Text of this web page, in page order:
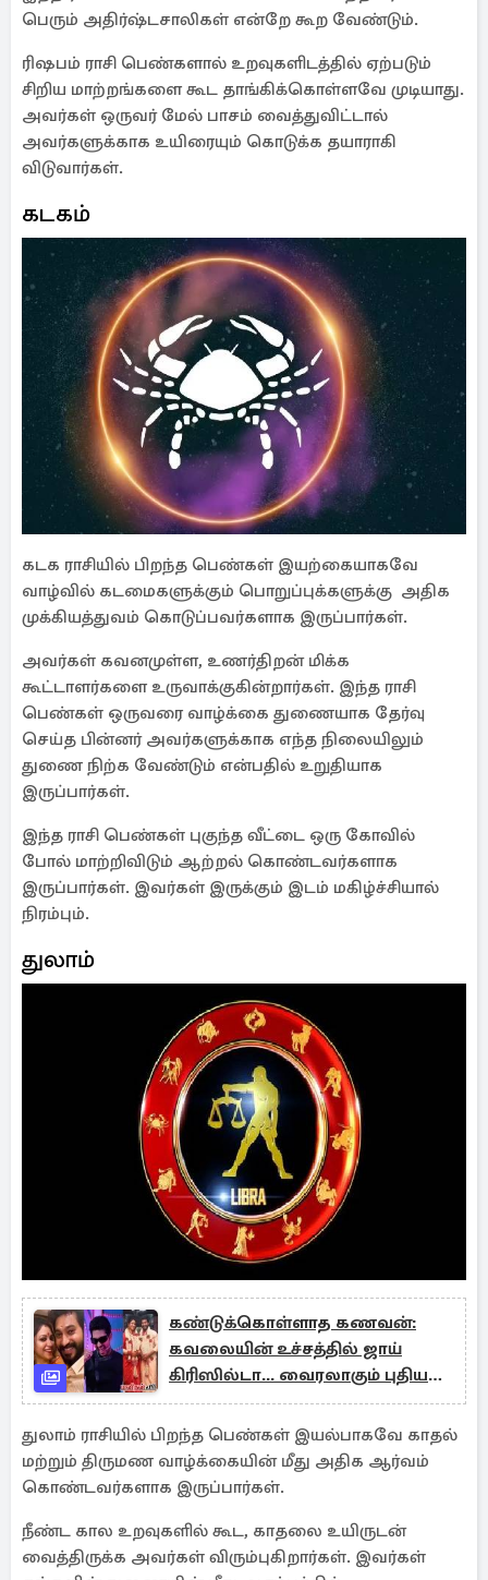
பெரும் அதிர்ஷ்டசாலிகள் என்றே கூற வேண்டும்.
ரிஷபம் ராசி பெண்களால் உறவுகளிடத்தில் ஏற்படும்
சிறிய மாற்றங்களை கூட தாங்கிக்கொள்ளவே முடியாது.
அவர்கள் ஒருவர் மேல் பாசம் வைத்துவிட்டால்
அவர்களுக்காக உயிரையும் கொடுக்க தயாராகி
விடுவார்கள்.
கடகம்
கடக ராசியில் பிறந்த பெண்கள் இயற்கையாகவே
வாழ்வில் கடமைகளுக்கும் பொறுப்புக்களுக்கு அதிக
முக்கியத்துவம் கொடுப்பவர்களாக இருப்பார்கள்.
அவர்கள் கவனமுள்ள, உணர்திறன் மிக்க
கூட்டாளர்களை உருவாக்குகின்றார்கள். இந்த ராசி
பெண்கள் ஒருவரை வாழ்க்கை துணையாக தேர்வு
செய்த பின்னர் அவர்களுக்காக எந்த நிலையிலும்
துணை நிற்க வேண்டும் என்பதில் உறுதியாக
இருப்பார்கள்.
இந்த ராசி பெண்கள் புகுந்த வீட்டை ஒரு கோவில்
போல் மாற்றிவிடும் ஆற்றல் கொண்டவர்களாக
இருப்பார்கள். இவர்கள் இருக்கும் இடம் மகிழ்ச்சியால்
நிரம்பும்.
துலாம்
கண்டுக்கொள்ளாத கணவன்:
கவலையின் உச்சத்தில் ஜாய்
கிரிஸில்டா... வைரலாகும் புதிய
பதிவு!
துலாம் ராசியில் பிறந்த பெண்கள் இயல்பாகவே காதல்
மற்றும் திருமண வாழ்க்கையின் மீது அதிக ஆர்வம்
கொண்டவர்களாக இருப்பார்கள்.
நீண்ட கால உறவுகளில் கூட, காதலை உயிருடன்
வைத்திருக்க அவர்கள் விரும்புகிறார்கள். இவர்கள்